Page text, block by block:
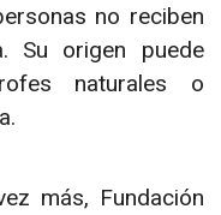
no reciben
Su origen puede
naturales o
más, Fundación